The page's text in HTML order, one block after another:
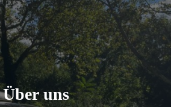
Über uns